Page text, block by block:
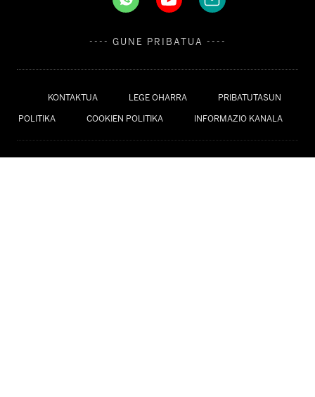
KONTAKTUA LEGE OHARRA PRIBATUTASUN
POLITIKA COOKIEN POLITIKA INFORMAZIO KANALA
---- GUNE PRIBATUA ----